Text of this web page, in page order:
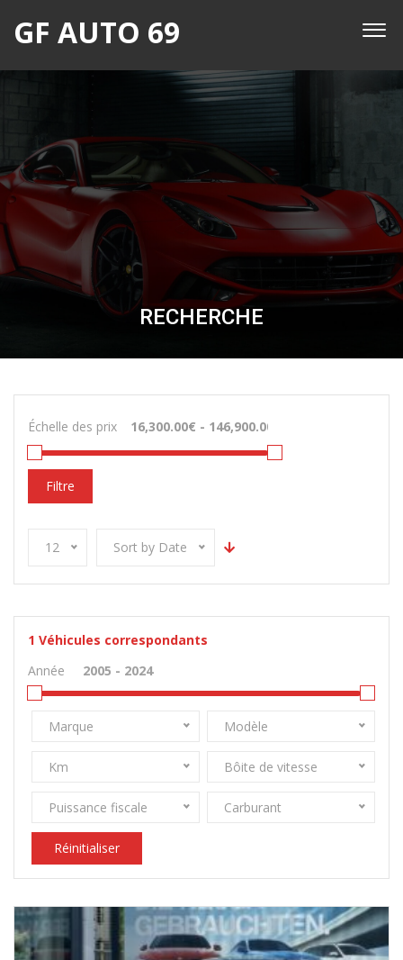
GF AUTO 69
RECHERCHE
Échelle des prix
Filtre
12 Sort by Date
1 Véhicules correspondants
Année
Marque Modèle
Km Bôite de vitesse
Puissance fiscale Carburant
Réinitialiser